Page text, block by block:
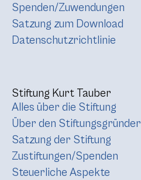
Spenden/Zuwendungen
Satzung zum Download
Datenschutzrichtlinie
Stiftung Kurt Tauber
Alles über die Stiftung
Über den Stiftungsgründer
Satzung der Stiftung
Zustiftungen/Spenden
Steuerliche Aspekte